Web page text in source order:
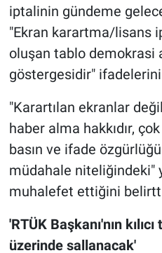
iptalinin gündeme
"Ekran karartma/lisans
oluşan tablo demokrasi
göstergesidir" ifadelerini
"Karartılan ekranlar
haber alma hakkıdır,
basın ve ifade
müdahale niteliğindeki"
muhalefet ettiğini
'RTÜK Başkanı'nın
üzerinde sallanacak'